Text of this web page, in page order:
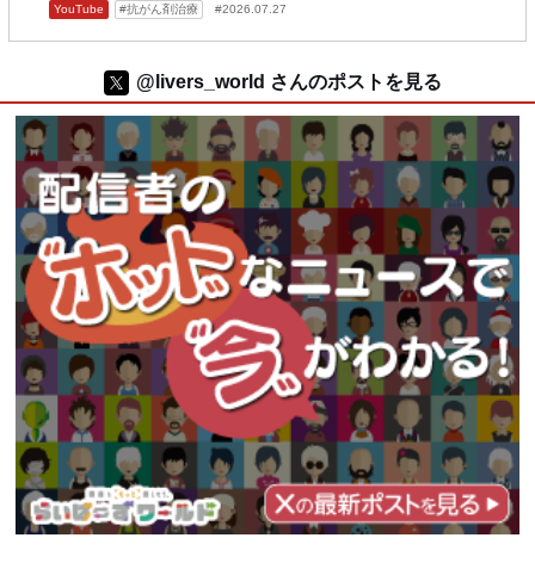
YouTube 抗がん剤治療 2026.07.27
@livers_world さんのポストを見る